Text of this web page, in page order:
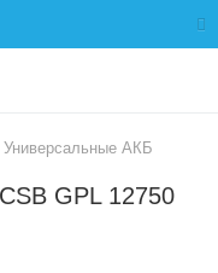
Универсальные АКБ
GPL 12750